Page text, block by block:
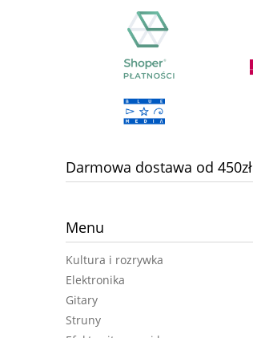
Darmowa dostawa od 450zł
Menu
Kultura i rozrywka
Elektronika
Gitary
Struny